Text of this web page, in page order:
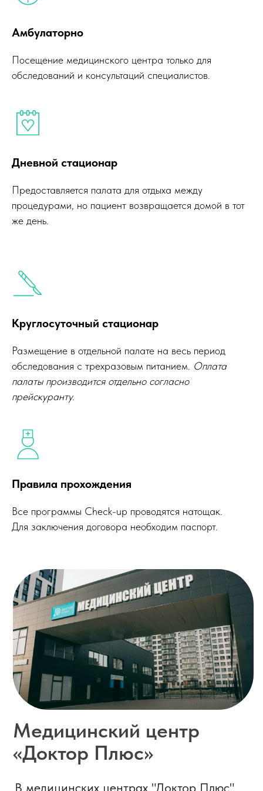
Амбулаторно
Посещение медицинского центра только для
обследований и консультаций специалистов.
Дневной стационар
Предоставляется палата для отдыха между
процедурами, но пациент возвращается домой в тот
же день.
Круглосуточный стационар
Размещение в отдельной палате на весь период
обследования с трехразовым питанием. Оплата
палаты производится отдельно согласно
прейскуранту.
Правила прохождения
Все программы Check-up проводятся натощак.
Для заключения договора необходим паспорт.
Отзывы